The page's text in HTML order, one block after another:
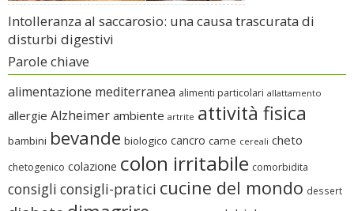
Intolleranza al saccarosio: una causa trascurata di
disturbi digestivi
Parole chiave
alimentazione mediterranea alimenti particolari allattamento
allergie Alzheimer ambiente artrite attività fisica
bambini bevande biologico cancro carne cereali cheto
chetogenico colazione colon irritabile comorbidita
consigli consigli-pratici cucine del mondo dessert